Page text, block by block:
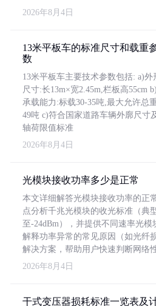
2026年8月4日
13米平板车的标准尺寸和载重
数
13米平板车主要技术参数包括: a)外
尺寸:长13m×宽2.45m,栏板高55cm b)
承载能力:标载30-35吨,最大允许总
49吨 c)符合国家道路车辆外廓尺寸
轴荷限值标准
2026年8月4日
光模块接收功率多少是正常
本文详细解答光模块接收功率的正
点分析千兆光模块的收光标准（典
至-24dBm），并提供不同速率光
解释功率异常的常见原因（如光纤
解决方案，帮助用户快速判断网络
2026年8月4日
干式变压器损耗标准一览表及